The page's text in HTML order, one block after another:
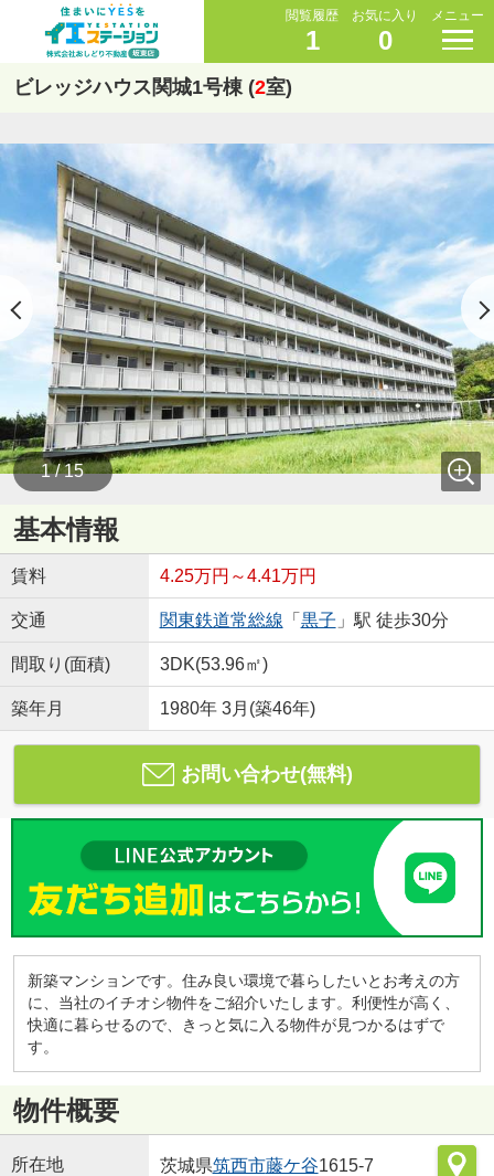
閲覧履歴
1
お気に入り
0
メニュー
ビレッジハウス関城1号棟 (2室)
1 / 15
基本情報
賃料 4.25万円～4.41万円
交通 関東鉄道常総線 「 黒子 」駅 徒歩30分
間取り(面積) 3DK(53.96㎡)
築年月 1980年 3月(築46年)
お問い合わせ(無料)
新築マンションです。住み良い環境で暮らしたいとお考えの方
に、当社のイチオシ物件をご紹介いたします。利便性が高く、
快適に暮らせるので、きっと気に入る物件が見つかるはずで
す。
物件概要
所在地 茨城県筑西市藤ケ谷1615-7